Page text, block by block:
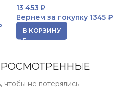
13 453 ₽
Вернем за покупку 1345 ₽
В КОРЗИНУ
чтобы не потерялись